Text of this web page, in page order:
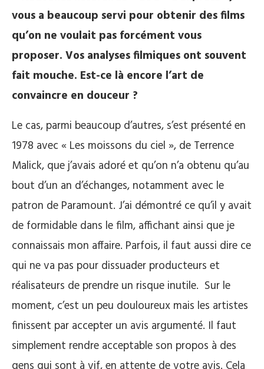
vous a beaucoup servi pour obtenir des films
qu’on ne voulait pas forcément vous
proposer. Vos analyses filmiques ont souvent
fait mouche. Est-ce là encore l’art de
convaincre en douceur ?
Le cas, parmi beaucoup d’autres, s’est présenté en
1978 avec « Les moissons du ciel », de Terrence
Malick, que j’avais adoré et qu’on n’a obtenu qu’au
bout d’un an d’échanges, notamment avec le
patron de Paramount. J’ai démontré ce qu’il y avait
de formidable dans le film, affichant ainsi que je
connaissais mon affaire. Parfois, il faut aussi dire ce
qui ne va pas pour dissuader producteurs et
réalisateurs de prendre un risque inutile. Sur le
moment, c’est un peu douloureux mais les artistes
finissent par accepter un avis argumenté. Il faut
simplement rendre acceptable son propos à des